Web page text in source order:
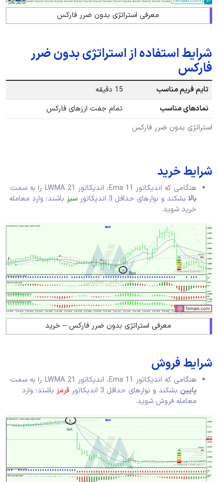
معرفی استراتژی بدون ضرر فارکس
شرایط استفاده از استراتژی بدون ضرر
فارکس
استراتژی بدون ضرر فارکس
تایم فریم مناسب
15 دقیقه
نمادهای مناسب
تمام جفت ارزهای فارکس
شرایط خرید
هنگامی که اندیکاتور Ema 11، اندیکاتور LWMA 21 را به سمت
بالا بشکند و نوارهای حداقل 3 اندیکاتور سبز باشند؛ وارد معامله
خرید شوید.
معرفی استراتژی بدون ضرر فارکس – خرید
شرایط فروش
هنگامی که اندیکاتور Ema 11، اندیکاتور LWMA 21 را به سمت
پایین بشکند و نوارهای حداقل 3 اندیکاتور قرمز باشند؛ وارد
معامله فروش شوید.